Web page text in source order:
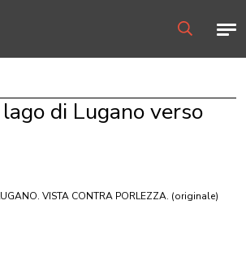
di Lugano verso
VISTA CONTRA PORLEZZA. (originale)